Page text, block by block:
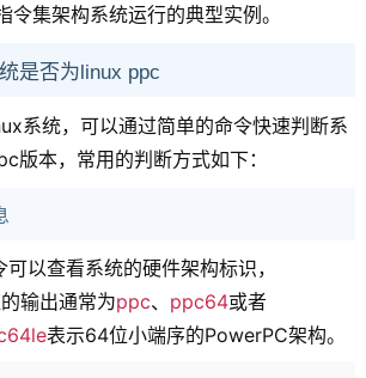
令集架构系统运行的典型实例。
是否为linux ppc
系统，可以通过简单的命令快速判断系
版本，常用的判断方式如下：
可以查看系统的硬件架构标识，
输出通常为ppc、 ppc64或者
表示64位小端序的PowerPC架构。